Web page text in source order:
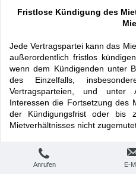
Fristlose Kündigung des
Jede Vertragspartei kann das
außerordentlich fristlos
wenn dem Kündigenden unter
des Einzelfalls,
Vertragsparteien, und unter
Interessen die Fortsetzung des
der Kündigungsfrist oder bis
Mietverhältnisses nicht
Wann kann das
gekündigt werden?
Anrufen E-